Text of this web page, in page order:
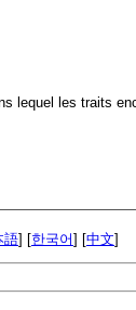
lequel les traits
語] [한국어] [中文]